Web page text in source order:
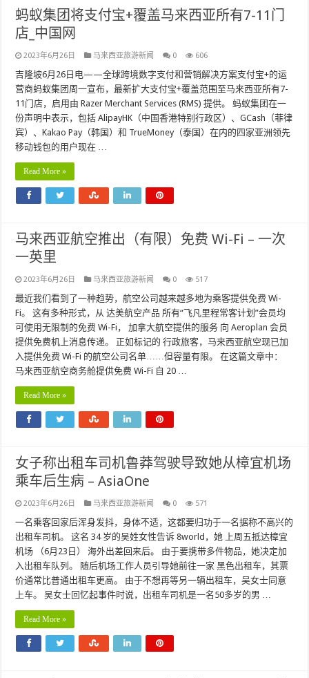
蚂蚁集团将支付宝+覆盖马来西亚所有7-11门
店_中国网
2023年6月26日 马来西亚旅游新闻 0 606
吉隆坡6月26日电——全球跨境数字支付和营销解决方案支付宝+的运
营商蚂蚁集团周一宣布，最新扩大支付宝+覆盖范围至马来西亚所有7-
11门店，启用由 Razer Merchant Services (RMS) 提供。 蚂蚁集团在一
份声明中表示，包括 AlipayHK（中国香港特别行政区）、GCash（菲律
宾）、Kakao Pay（韩国）和 TrueMoney（泰国）在内的四家亚洲领先
移动钱包的用户现在 …
Read More »
马来西亚航空推出（有限）免费 Wi-Fi – 一次
一英里
2023年6月26日 马来西亚旅游新闻 0 517
最近我们看到了一种趋势，航空公司越来越多地为乘客提供免费 Wi-
Fi。 这有多种形式，从 达美航空产品 所有“飞凡里程常客计划”会员均
可使用无限制的免费 Wi-Fi， 加拿大航空提供的服务 向 Aeroplan 会员
提供免费机上消息传递。 正如标记的 行政旅客，马来西亚航空现已加
入提供免费 Wi-Fi 的航空公司名单……但容量有限。 在这篇文章中：
马来西亚航空商务舱提供免费 Wi-Fi 自 20 …
Read More »
女子称出租车司机鲁莽驾驶导致她从樟宜机场
乘车后生病 – AsiaOne
2023年6月26日 马来西亚旅游新闻 0 571
一名乘客回家后浑身发抖，身体不适，这都要归功于一名据称不高兴的
出租车司机。 这名 34 岁的吴姓女性告诉 8world，她 上周五抵达樟宜
机场 （6月23日） 海外出差回来后。 由于要携带多件物品，她决定加
入出租车队列。 随后机场工作人员引导她前往一家 黑色出租车，其票
价通常比普通出租车更高。 由于不想再等另一辆出租车，吴女士同意
上车。 吴女士回忆起事件时说，出租车司机是一名50多岁的男 …
Read More »